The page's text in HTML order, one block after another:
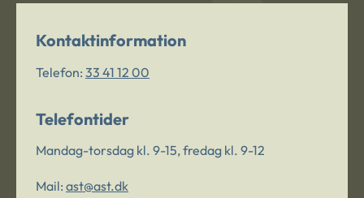
Kontaktinformation
Telefon: 33 41 12 00
Telefontider
Mandag-torsdag kl. 9-15, fredag kl. 9-12
Mail: ast@ast.dk